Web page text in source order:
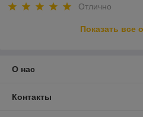
Отлично
Показать все
О нас
Контакты